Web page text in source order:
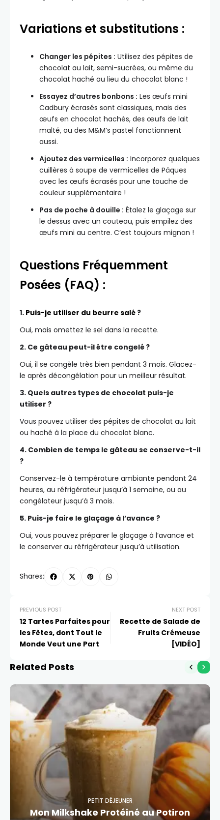
Variations et substitutions :
Changer les pépites : Utilisez des pépites de
chocolat au lait, semi-sucrées, ou même du
chocolat haché au lieu du chocolat blanc !
Essayez d’autres bonbons : Les œufs mini
Cadbury écrasés sont classiques, mais des
œufs en chocolat hachés, des œufs de lait
malté, ou des M&M’s pastel fonctionnent
aussi.
Ajoutez des vermicelles : Incorporez quelques
cuillères à soupe de vermicelles de Pâques
avec les œufs écrasés pour une touche de
couleur supplémentaire !
Pas de poche à douille : Étalez le glaçage sur
le dessus avec un couteau, puis empilez des
œufs mini au centre. C’est toujours mignon !
Questions Fréquemment
Posées (FAQ) :
1. Puis-je utiliser du beurre salé ?
Oui, mais omettez le sel dans la recette.
2. Ce gâteau peut-il être congelé ?
Oui, il se congèle très bien pendant 3 mois. Glacez-
le après décongélation pour un meilleur résultat.
3. Quels autres types de chocolat puis-je
utiliser ?
Vous pouvez utiliser des pépites de chocolat au lait
ou haché à la place du chocolat blanc.
4. Combien de temps le gâteau se conserve-t-il
?
Conservez-le à température ambiante pendant 24
heures, au réfrigérateur jusqu’à 1 semaine, ou au
congélateur jusqu’à 3 mois.
5. Puis-je faire le glaçage à l’avance ?
Oui, vous pouvez préparer le glaçage à l’avance et
le conserver au réfrigérateur jusqu’à utilisation.
Shares:
PREVIOUS POST
12 Tartes Parfaites pour
les Fêtes, dont Tout le
Monde Veut une Part
NEXT POST
Recette de Salade de
Fruits Crémeuse
[VIDÉO]
Related Posts
PETIT DÉJEUNER
Mon Milkshake Protéiné au Potiron